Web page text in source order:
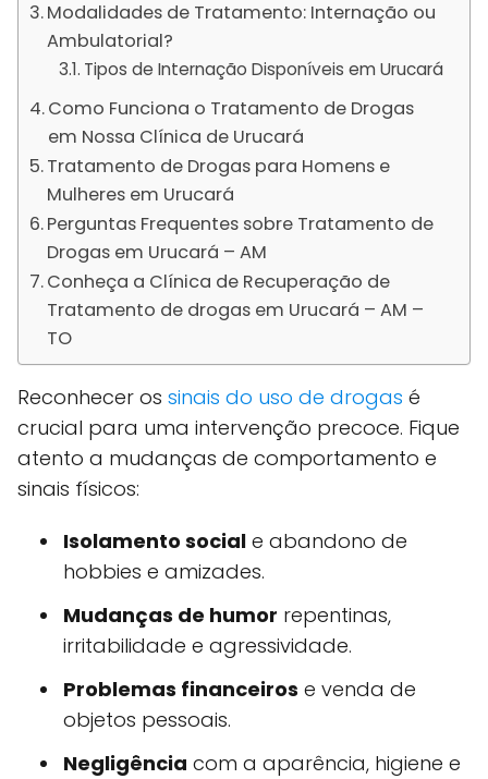
Modalidades de Tratamento: Internação ou
Ambulatorial?
Tipos de Internação Disponíveis em Urucará
Como Funciona o Tratamento de Drogas
em Nossa Clínica de Urucará
Tratamento de Drogas para Homens e
Mulheres em Urucará
Perguntas Frequentes sobre Tratamento de
Drogas em Urucará – AM
Conheça a Clínica de Recuperação de
Tratamento de drogas em Urucará – AM –
TO
Reconhecer os sinais do uso de drogas é
crucial para uma intervenção precoce. Fique
atento a mudanças de comportamento e
sinais físicos:
Isolamento social e abandono de
hobbies e amizades.
Mudanças de humor repentinas,
irritabilidade e agressividade.
Problemas financeiros e venda de
objetos pessoais.
Negligência com a aparência, higiene e